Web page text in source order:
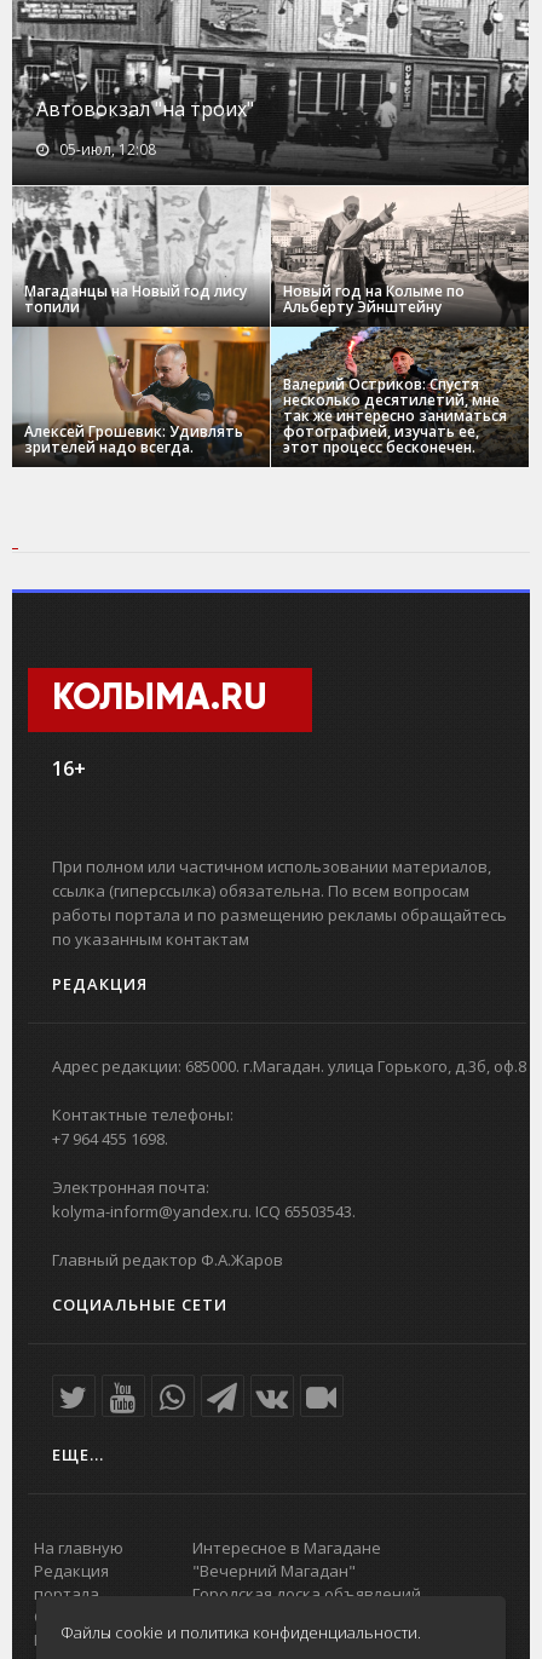
Автовокзал "на троих"
05-июл, 12:08
Магаданцы на Новый год лису
топили
Новый год на Колыме по
Альберту Эйнштейну
Алексей Грошевик: Удивлять
зрителей надо всегда.
Валерий Остриков: Спустя
несколько десятилетий, мне
так же интересно заниматься
фотографией, изучать ее,
этот процесс бесконечен.
КОЛЫМА.RU
16+
При полном или частичном использовании материалов,
ссылка (гиперссылка) обязательна. По всем вопросам
работы портала и по размещению рекламы обращайтесь
по указанным контактам
РЕДАКЦИЯ
Адрес редакции: 685000. г.Магадан. улица Горького, д.3б, оф.8
Контактные телефоны:
+7 964 455 1698.
Электронная почта:
kolyma-inform@yandex.ru. ICQ 65503543.
Главный редактор Ф.А.Жаров
СОЦИАЛЬНЫЕ СЕТИ
ЕЩЕ...
На главную
Редакция
портала
О проекте
Реклама на
Интересное в Магадане
"Вечерний Магадан"
Городская доска объявлений
Главный туристический портал
Файлы cookie и политика конфиденциальности.